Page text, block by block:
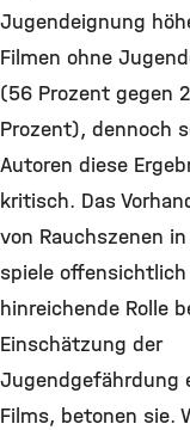
Jugendeignung
Filmen ohne
(56 Prozent gegen
Prozent), dennoch
Autoren diese
kritisch. Das
von Rauchszenen
spiele offensichtlich
hinreichende Rolle
Einschätzung der
Jugendgefährdung
Films, betonen sie.